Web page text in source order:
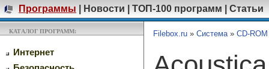
Программы Новости ТОП-100 программ Статьи
КАТАЛОГ ПРОГРАММ:
Интернет
Filebox.ru » Система» CD-